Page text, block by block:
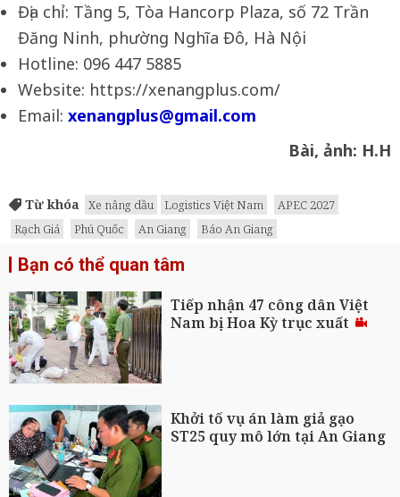
Địa chỉ: Tầng 5, Tòa Hancorp Plaza, số 72 Trần
Đăng Ninh, phường Nghĩa Đô, Hà Nội
Hotline: 096 447 5885
Website: https://xenangplus.com/
Email: xenangplus@gmail.com
Bài, ảnh: H.H
Từ khóa Xe nâng dầu Logistics Việt Nam
APEC 2027
Rạch Giá
Phú Quốc An Giang Báo An Giang
Bạn có thể quan tâm
Tiếp nhận 47 công dân Việt
Nam bị Hoa Kỳ trục xuất
Khởi tố vụ án làm giả gạo
ST25 quy mô lớn tại An Giang